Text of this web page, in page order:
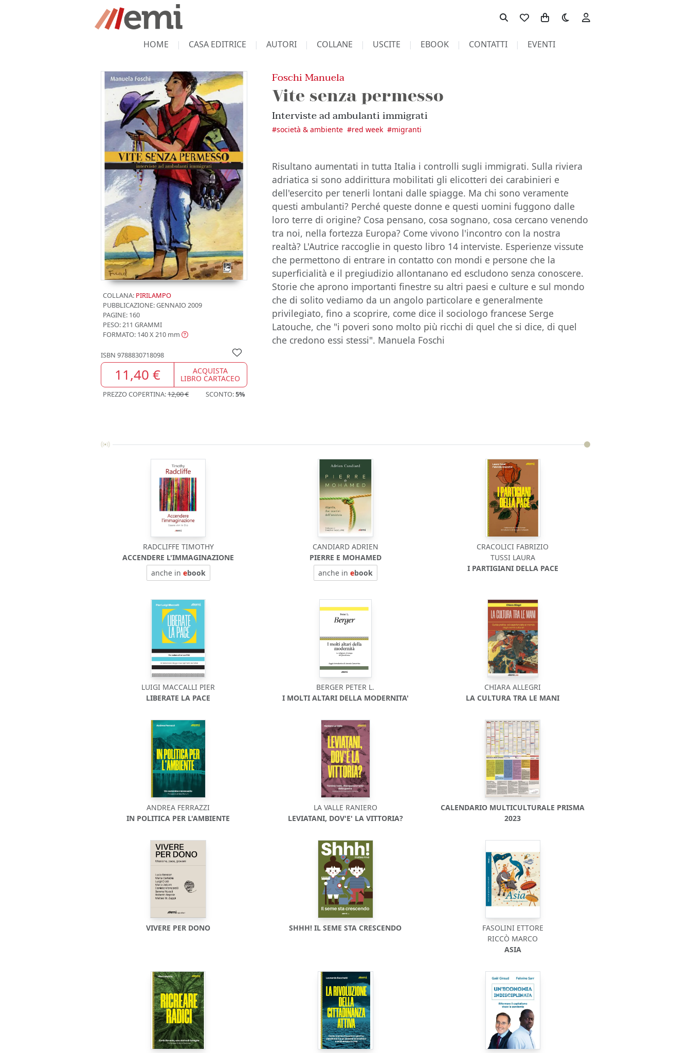
Toggle theme
HOME CASA EDITRICE AUTORI COLLANE USCITE EBOOK CONTATTI EVENTI
COLLANA: PIRILAMPO
PUBBLICAZIONE:GENNAIO 2009
PAGINE: 160
PESO: 211 GRAMMI
FORMATO: 140 X 210 mm
ISBN 9788830718098
11,40 € ACQUISTA
LIBRO CARTACEO
PREZZO COPERTINA:12,00 € SCONTO:5%
Foschi Manuela
Vite senza permesso
Interviste ad ambulanti immigrati
#società & ambiente #red week #migranti
Risultano aumentati in tutta Italia i controlli sugli immigrati. Sulla riviera
adriatica si sono addirittura mobilitati gli elicotteri dei carabinieri e
dell'esercito per tenerli lontani dalle spiagge. Ma chi sono veramente
questi ambulanti? Perché queste donne e questi uomini fuggono dalle
loro terre di origine? Cosa pensano, cosa sognano, cosa cercano venendo
tra noi, nella fortezza Europa? Come vivono l'incontro con la nostra
realtà? L'Autrice raccoglie in questo libro 14 interviste. Esperienze vissute
che permettono di entrare in contatto con mondi e persone che la
superficialità e il pregiudizio allontanano ed escludono senza conoscere.
Storie che aprono importanti finestre su altri paesi e culture e sul mondo
che di solito vediamo da un angolo particolare e generalmente
privilegiato, fino a scoprire, come dice il sociologo francese Serge
Latouche, che "i poveri sono molto più ricchi di quel che si dice, di quel
che credono essi stessi". Manuela Foschi
RADCLIFFE TIMOTHY
ACCENDERE L'IMMAGINAZIONE
anche in ebook
CANDIARD ADRIEN
PIERRE E MOHAMED
anche in ebook
CRACOLICI FABRIZIO
TUSSI LAURA
I PARTIGIANI DELLA PACE
LUIGI MACCALLI PIER
LIBERATE LA PACE
BERGER PETER L.
I MOLTI ALTARI DELLA MODERNITA'
CHIARA ALLEGRI
LA CULTURA TRA LE MANI
ANDREA FERRAZZI
IN POLITICA PER L'AMBIENTE
LA VALLE RANIERO
LEVIATANI, DOV'E' LA VITTORIA?
CALENDARIO MULTICULTURALE PRISMA
2023
VIVERE PER DONO SHHH! IL SEME STA CRESCENDO
FASOLINI ETTORE
RICCÒ MARCO
ASIA